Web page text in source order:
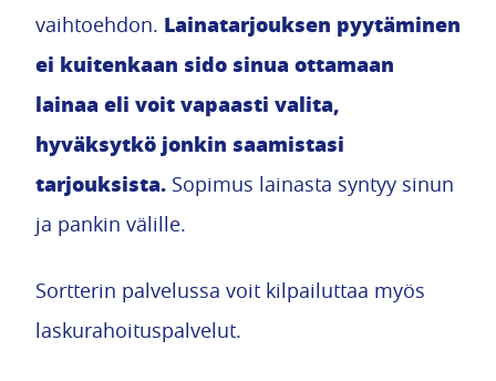
vaihtoehdon. Lainatarjouksen pyytäminen
ei kuitenkaan sido sinua ottamaan
lainaa eli voit vapaasti valita,
hyväksytkö jonkin saamistasi
tarjouksista. Sopimus lainasta syntyy sinun
ja pankin välille.
Sortterin palvelussa voit kilpailuttaa myös
laskurahoituspalvelut.